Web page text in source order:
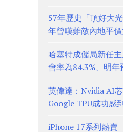
57年歷史「頂好大
年曾嘆難敵內地平
哈塞特成儲局新任
會率為84.3%、明
英偉達：Nvidia AI
Google TPU成功感
iPhone 17系列熱